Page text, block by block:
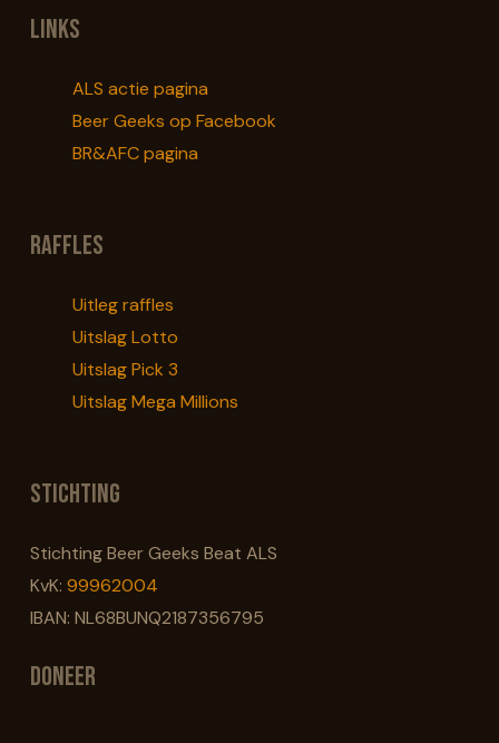
Links
ALS actie pagina
Beer Geeks op Facebook
BR&AFC pagina
Raffles
Uitleg raffles
Uitslag Lotto
Uitslag Pick 3
Uitslag Mega Millions
Stichting
Stichting Beer Geeks Beat ALS
KvK: 99962004
IBAN: NL68BUNQ2187356795
Doneer